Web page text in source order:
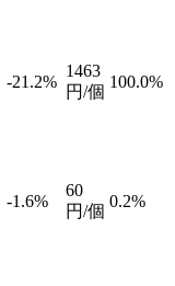
-21.2%
1463
円/個
100.0%
-1.6%
60
円/個
0.2%